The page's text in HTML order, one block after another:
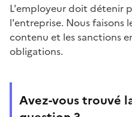
L'employeur doit détenir
l'entreprise. Nous faisons
contenu et les sanctions
obligations.
Avez-vous trouvé